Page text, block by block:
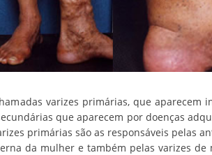
varizes primárias, que aparecem
que aparecem por doenças
primárias são as responsáveis pelas
da mulher e também pelas varizes de